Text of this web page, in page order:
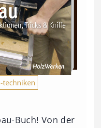
techniken
Buch! Von der